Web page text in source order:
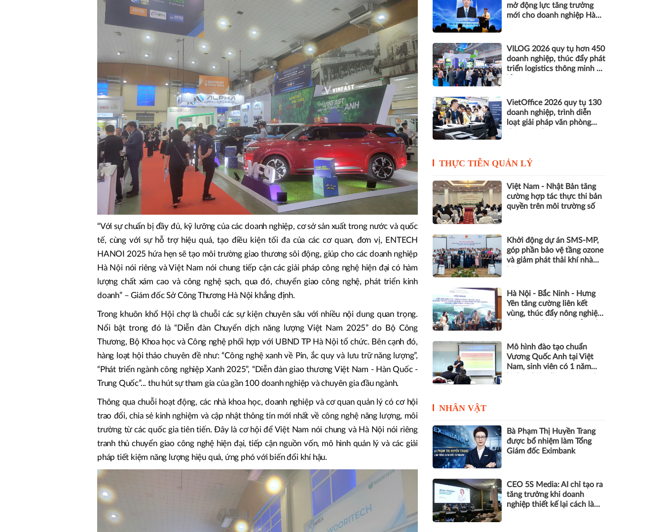
“Với sự chuẩn bị đầy đủ, kỹ lưỡng của các doanh nghiệp, cơ sở sản xuất trong nước và quốc
tế, cùng với sự hỗ trợ hiệu quả, tạo điều kiện tối đa của các cơ quan, đơn vị, ENTECH
HANOI 2025 hứa hẹn sẽ tạo môi trường giao thương sôi động, giúp cho các doanh nghiệp
Hà Nội nói riêng và Việt Nam nói chung tiếp cận các giải pháp công nghệ hiện đại có hàm
lượng chất xám cao và công nghệ sạch, qua đó, chuyển giao công nghệ, phát triển kinh
doanh” – Giám đốc Sở Công Thương Hà Nội khẳng định.
Trong khuôn khổ Hội chợ là chuỗi các sự kiện chuyên sâu với nhiều nội dung quan trọng.
Nổi bật trong đó là “Diễn đàn Chuyển dịch năng lượng Việt Nam 2025” do Bộ Công
Thương, Bộ Khoa học và Công nghệ phối hợp với UBND TP Hà Nội tổ chức. Bên cạnh đó,
hàng loạt hội thảo chuyên đề như: “Công nghệ xanh về Pin, ắc quy và lưu trữ năng lượng”,
“Phát triển ngành công nghiệp Xanh 2025”, “Diễn đàn giao thương Việt Nam - Hàn Quốc -
Trung Quốc”... thu hút sự tham gia của gần 100 doanh nghiệp và chuyên gia đầu ngành.
Thông qua chuỗi hoạt động, các nhà khoa học, doanh nghiệp và cơ quan quản lý có cơ hội
trao đổi, chia sẻ kinh nghiệm và cập nhật thông tin mới nhất về công nghệ năng lượng, môi
trường từ các quốc gia tiên tiến. Đây là cơ hội để Việt Nam nói chung và Hà Nội nói riêng
tranh thủ chuyển giao công nghệ hiện đại, tiếp cận nguồn vốn, mô hình quản lý và các giải
pháp tiết kiệm năng lượng hiệu quả, ứng phó với biến đổi khí hậu.
mở động lực tăng trưởng
mới cho doanh nghiệp Hà
VILOG 2026 quy tụ hơn 450
doanh nghiệp, thúc đẩy phát
triển logistics thông minh và
VietOffice 2026 quy tụ 130
doanh nghiệp, trình diễn
loạt giải pháp văn phòng
THỰC TIỄN QUẢN LÝ
Việt Nam - Nhật Bản tăng
cường hợp tác thực thi bản
quyền trên môi trường số
Khởi động dự án SMS-MP,
góp phần bảo vệ tầng ozone
và giảm phát thải khí nhà
Hà Nội - Bắc Ninh - Hưng
Yên tăng cường liên kết
vùng, thúc đẩy nông nghiệp
Mô hình đào tạo chuẩn
Vương Quốc Anh tại Việt
Nam, sinh viên có 1 năm
NHÂN VẬT
Bà Phạm Thị Huyền Trang
được bổ nhiệm làm Tổng
Giám đốc Eximbank
CEO 5S Media: AI chỉ tạo ra
tăng trưởng khi doanh
nghiệp thiết kế lại cách làm